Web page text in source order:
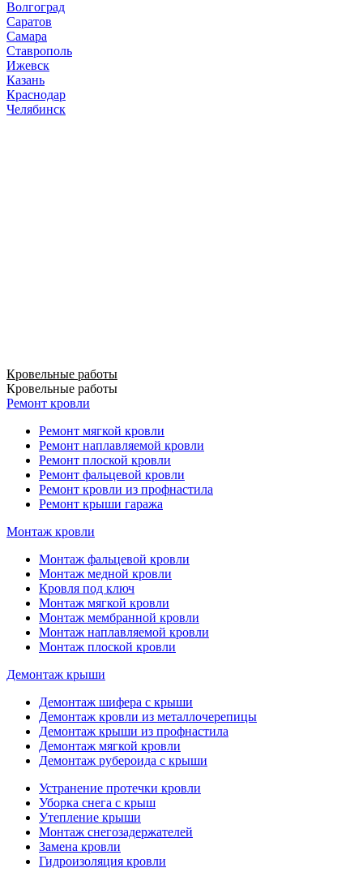
Волгоград
Саратов
Самара
Ставрополь
Ижевск
Казань
Краснодар
Челябинск
Кровельные работы
Кровельные работы
Ремонт кровли
Ремонт мягкой кровли
Ремонт наплавляемой кровли
Ремонт плоской кровли
Ремонт фальцевой кровли
Ремонт кровли из профнастила
Ремонт крыши гаража
Монтаж кровли
Монтаж фальцевой кровли
Монтаж медной кровли
Кровля под ключ
Монтаж мягкой кровли
Монтаж мембранной кровли
Монтаж наплавляемой кровли
Монтаж плоской кровли
Демонтаж крыши
Демонтаж шифера с крыши
Демонтаж кровли из металлочерепицы
Демонтаж крыши из профнастила
Демонтаж мягкой кровли
Демонтаж рубероида с крыши
Устранение протечки кровли
Уборка снега с крыш
Утепление крыши
Монтаж снегозадержателей
Замена кровли
Гидроизоляция кровли